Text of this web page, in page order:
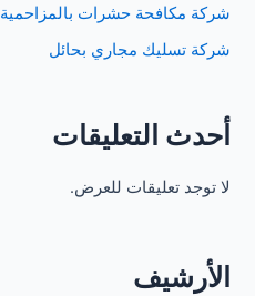
شركة مكافحة حشرات بالمزاحمية
شركة تسليك مجاري بحائل
أحدث التعليقات
لا توجد تعليقات للعرض.
الأرشيف